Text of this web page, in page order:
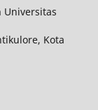
Universitas
Kota